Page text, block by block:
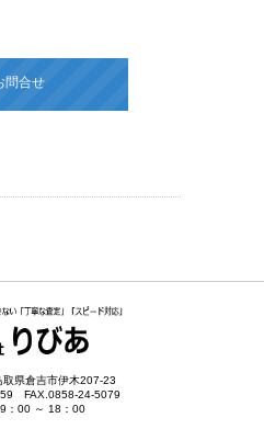
問合せ
県倉吉市伊木207-23
FAX.0858-24-5079
：00 ～ 18：00